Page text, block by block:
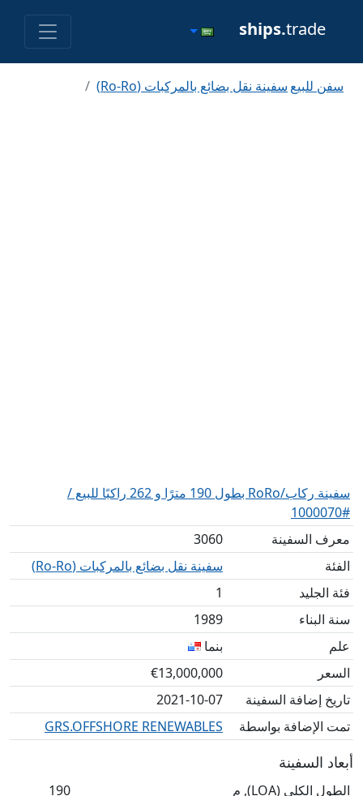
ships.trade
سفن للبيعسفينة نقل بضائع بالمركبات (Ro-Ro)
سفينة ركاب/RoRo بطول 190 مترًا و 262 راكبًا للبيع /
#1000070
معرف السفينة
3060
الفئة
سفينة نقل بضائع بالمركبات (Ro-Ro)
فئة الجليد
سنة البناء
1989
علم
بنما
السعر
€13,000,000
تاريخ إضافة السفينة
2021-10-07
تمت الإضافة بواسطة
GRS.OFFSHORE RENEWABLES
أبعاد السفينة
الطول الكلي (LOA), م
190